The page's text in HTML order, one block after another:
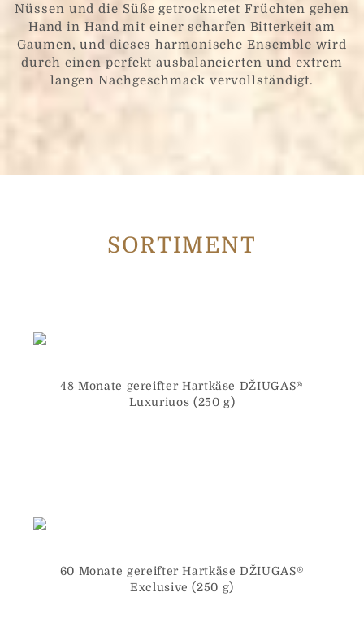
Nüssen und die Süße getrocknetet Früchten gehen
Hand in Hand mit einer scharfen Bitterkeit am
Gaumen, und dieses harmonische Ensemble wird
durch einen perfekt ausbalancierten und extrem
langen Nachgeschmack vervollständigt.
SORTIMENT
48 Monate gereifter Hartkäse DŽIUGAS®
Luxuriuos (250 g)
60 Monate gereifter Hartkäse DŽIUGAS®
Exclusive (250 g)